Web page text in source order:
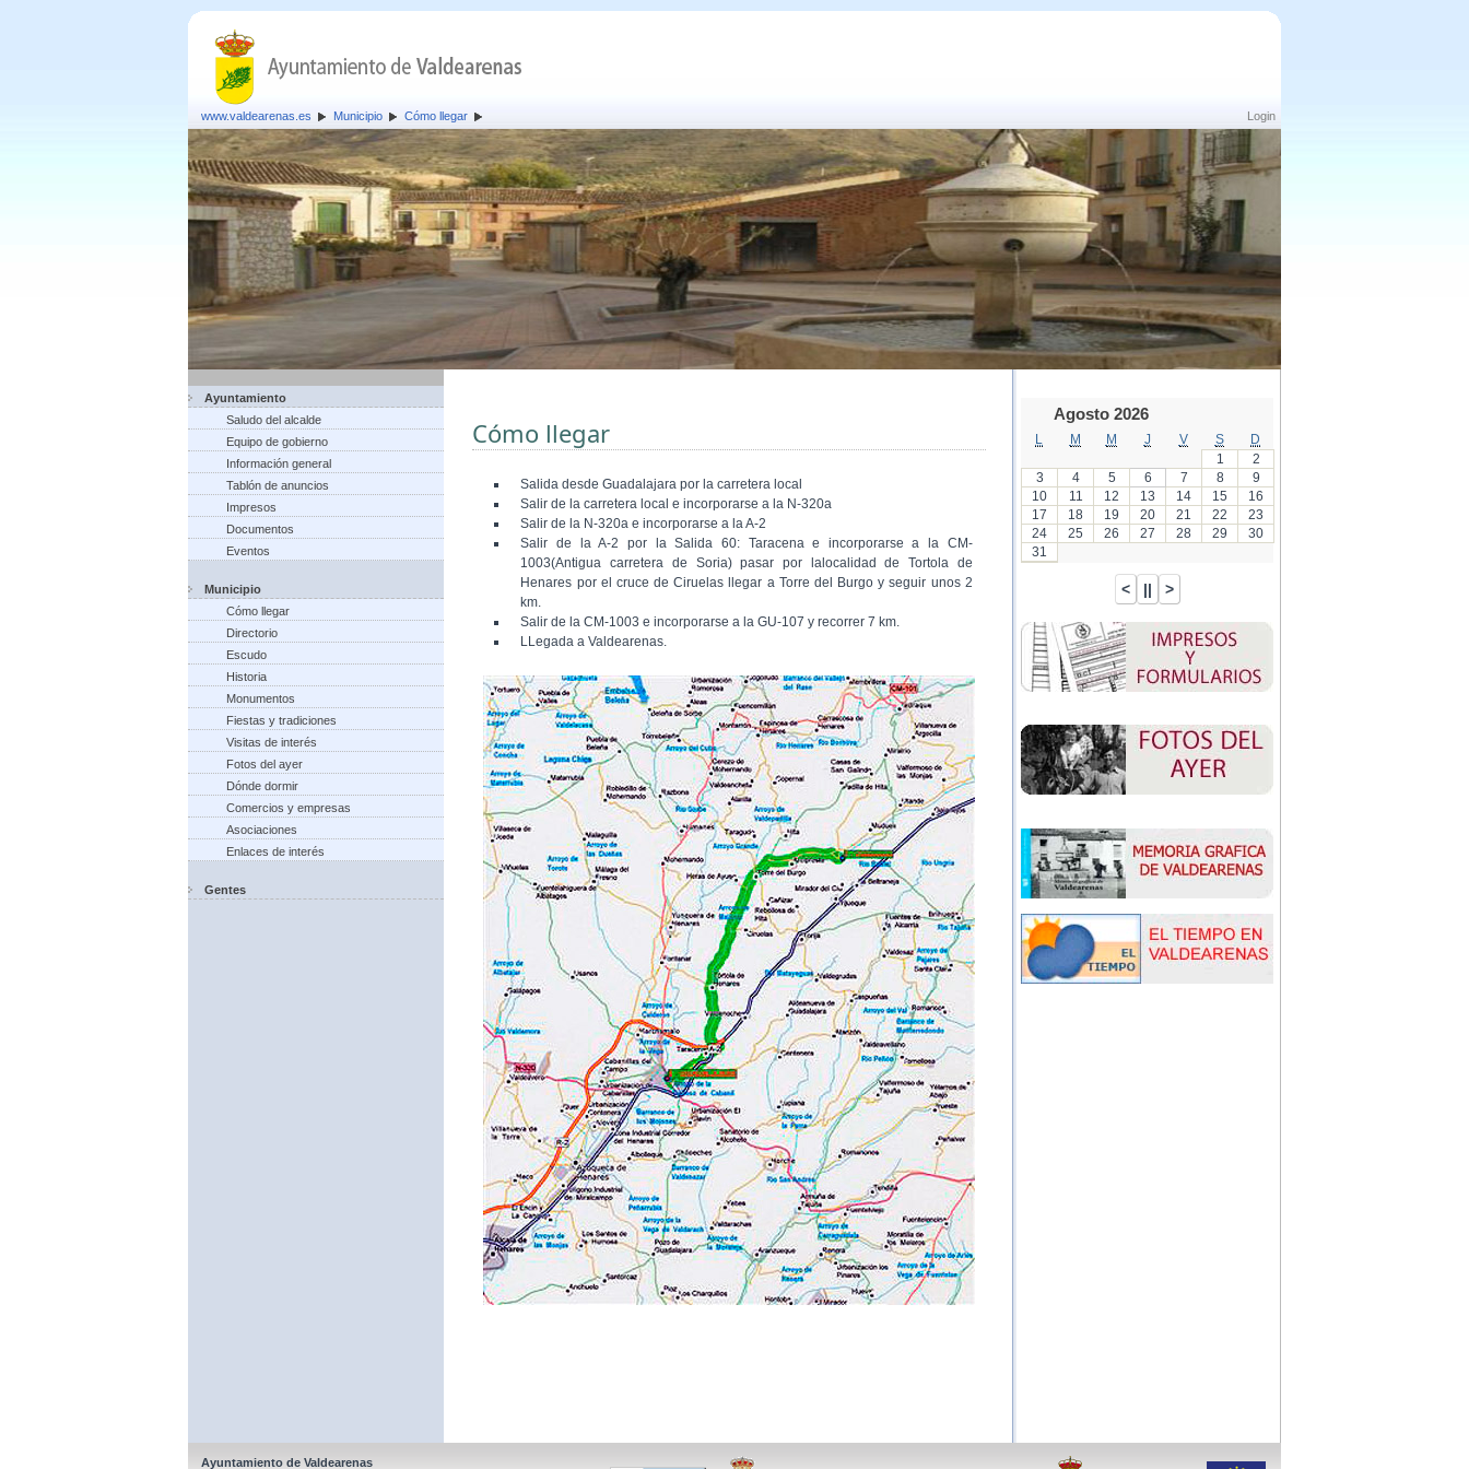
Login
www.valdearenas.es Municipio Cómo llegar
Ayuntamiento
Saludo del alcalde
Equipo de gobierno
Información general
Tablón de anuncios
Impresos
Documentos
Eventos
Municipio
Cómo llegar
Directorio
Escudo
Historia
Monumentos
Fiestas y tradiciones
Visitas de interés
Fotos del ayer
Dónde dormir
Comercios y empresas
Asociaciones
Enlaces de interés
Gentes
Cómo llegar
Salida desde Guadalajara por la carretera local
Salir de la carretera local e incorporarse a la N-320a
Salir de la N-320a e incorporarse a la A-2
Salir de la A-2 por la Salida 60: Taracena e incorporarse a la CM-
1003(Antigua carretera de Soria) pasar por lalocalidad de Tortola de
Henares por el cruce de Ciruelas llegar a Torre del Burgo y seguir unos 2
km.
Salir de la CM-1003 e incorporarse a la GU-107 y recorrer 7 km.
LLegada a Valdearenas.
Agosto 2026
M M J V S
D
1
2
3
4 5 6 7 8
9
10
11 12 13 14 15
16
17
18 19 20 21 22
23
24
25 26 27 28 29
30
31
Ayuntamiento de Valdearenas